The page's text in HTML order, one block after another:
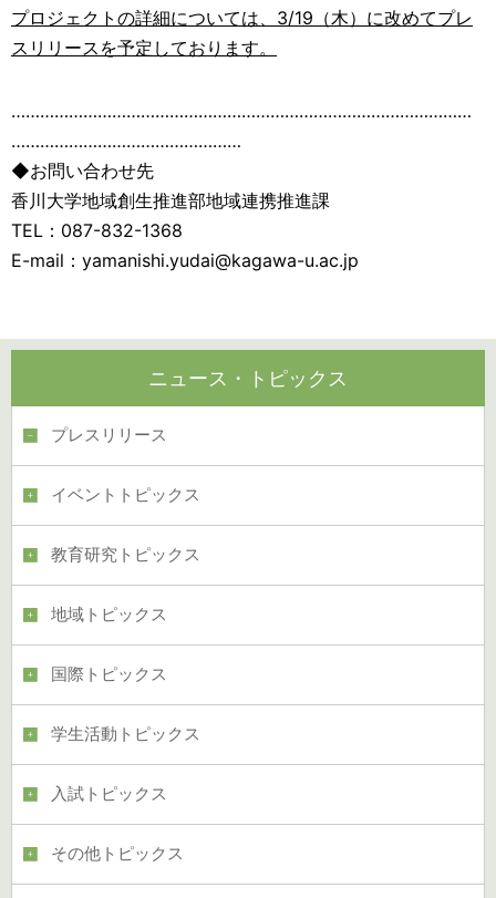
プロジェクトの詳細については、3/19（木）に改めてプレ
スリリースを予定しております。
……………………………………………………………………………………
…………………………………………
◆お問い合わせ先
香川大学地域創生推進部地域連携推進課
TEL：087-832-1368
E-mail：yamanishi.yudai@kagawa-u.ac.jp
ニュース・トピックス
プレスリリース
イベントトピックス
教育研究トピックス
地域トピックス
国際トピックス
学生活動トピックス
入試トピックス
その他トピックス